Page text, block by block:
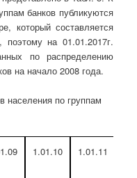
банков публикуются
который составляется
поэтому на 01.01.2017г.
по распределению
на начало 2008 года.
населения по группам
1.01.10 1.01.11